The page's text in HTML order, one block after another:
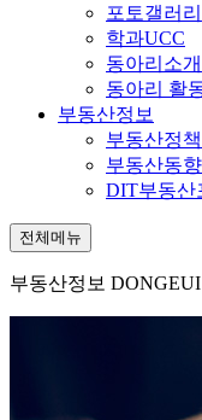
포토갤러리
학과UCC
동아리소개
동아리 활
부동산정보
부동산정
부동산동
DIT부동산
전체메뉴
부동산정보